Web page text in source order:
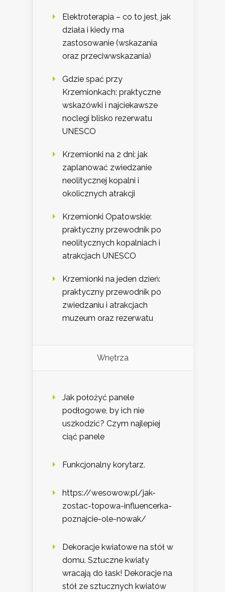
Elektroterapia – co to jest, jak
działa i kiedy ma
zastosowanie (wskazania
oraz przeciwwskazania)
Gdzie spać przy
Krzemionkach: praktyczne
wskazówki i najciekawsze
noclegi blisko rezerwatu
UNESCO
Krzemionki na 2 dni: jak
zaplanować zwiedzanie
neolitycznej kopalni i
okolicznych atrakcji
Krzemionki Opatowskie:
praktyczny przewodnik po
neolitycznych kopalniach i
atrakcjach UNESCO
Krzemionki na jeden dzień:
praktyczny przewodnik po
zwiedzaniu i atrakcjach
muzeum oraz rezerwatu
Wnętrza
Jak położyć panele
podłogowe, by ich nie
uszkodzić? Czym najlepiej
ciąć panele
Funkcjonalny korytarz.
https://wesowow.pl/jak-
zostac-topowa-influencerka-
poznajcie-ole-nowak/
Dekoracje kwiatowe na stół w
domu. Sztuczne kwiaty
wracają do łask! Dekoracje na
stół ze sztucznych kwiatów